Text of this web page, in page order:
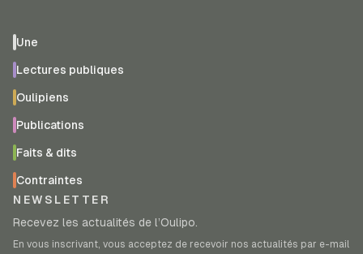
Une
Lectures publiques
Oulipiens
Publications
Faits & dits
Contraintes
NEWSLETTER
Recevez les actualités de l’Oulipo.
En vous inscrivant, vous acceptez de recevoir nos actualités par e-mail